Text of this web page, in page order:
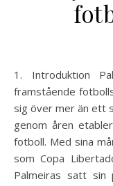
1. Introduktion Palmeiras är en av Brasiliens mest
framstående
sig över mer än ett
genom åren
fotboll. Med sina
som Copa
Palmeiras satt sin